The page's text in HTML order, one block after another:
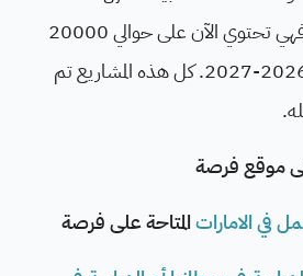
Globe على مر السنين فهي تحتوي الآن على حوالي 20000
مشروع تم تقديمها من 2026-2027. كل هذه المشاريع تم
موقع فرصة
في الاماراتالمتاحة على فرصة